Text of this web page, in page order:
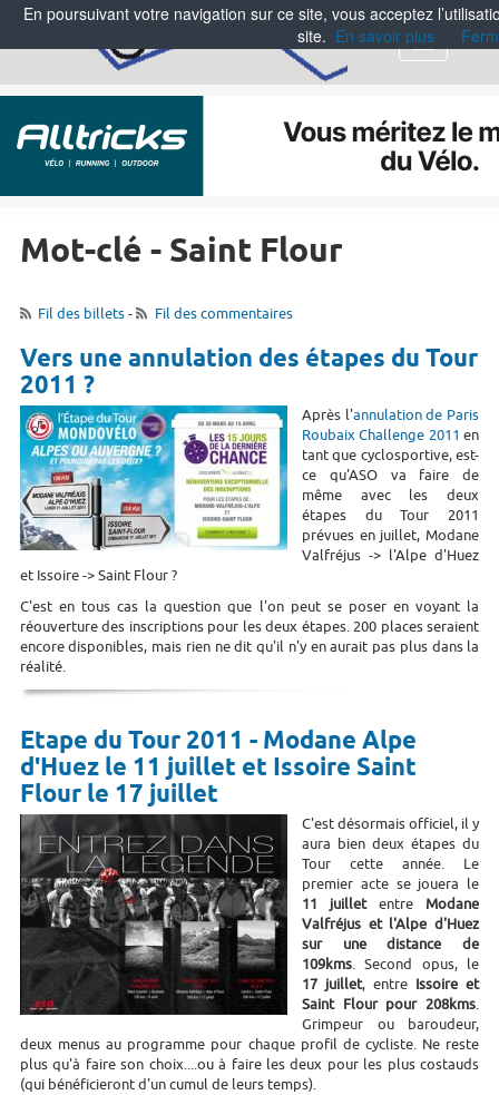
Menu
Mot-clé - Saint Flour
Fil des billets- Fil des commentaires
Vers une annulation des étapes du Tour
2011 ?
Après l'annulation de Paris
Roubaix Challenge 2011 en
tant que cyclosportive, est-
ce qu'ASO va faire de
même avec les deux
étapes du Tour 2011
prévues en juillet, Modane
Valfréjus -> l'Alpe d'Huez
et Issoire -> Saint Flour ?
C'est en tous cas la question que l'on peut se poser en voyant la
réouverture des inscriptions pour les deux étapes. 200 places seraient
encore disponibles, mais rien ne dit qu'il n'y en aurait pas plus dans la
réalité.
Etape du Tour 2011 - Modane Alpe
d'Huez le 11 juillet et Issoire Saint
Flour le 17 juillet
C'est désormais officiel, il y
aura bien deux étapes du
Tour cette année. Le
premier acte se jouera le
11 juilletentreModane
Valfréjus et l'Alpe d'Huez
sur une distance de
109kms. Second opus, le
17 juillet, entre Issoire et
Saint Flour pour 208kms.
Grimpeur ou baroudeur,
deux menus au programme pour chaque profil de cycliste. Ne reste
plus qu'à faire son choix....ou à faire les deux pour les plus costauds
(qui bénéficieront d'un cumul de leurs temps).
En poursuivant votre navigation sur ce site, vous acceptez
site. En savoir plus